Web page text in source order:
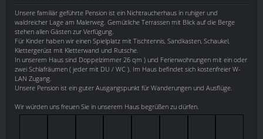
Unsere familiär geführte Pension ist ein Nichtraucherhaus in ruhiger und
waldreicher Lage am Malerweg. Gemütliche Terrassen mit Blick auf die Berge
stehen allen Gästen zur Verfügung.
Für Kinder haben wir einen Spielplatz mit Tischtennis, Sandkasten, Schaukel,
Klettergerüst mit Kletterwand und Rutsche.
In unserem Haus sind Doppelzimmer 26 qm ) und Ferienwohnungen mit ein oder
zwei Schlafräumen ( jeder mit DU / WC ). Im Haus befindet sich kostenfreier W-
LAN Zugang.
Unsere Pension ist ein guter Ausgangspunkt für Wanderungen und Ausflüge.
Wir würden uns freuen Sie in unserem Haus begrüßen zu dürfen.